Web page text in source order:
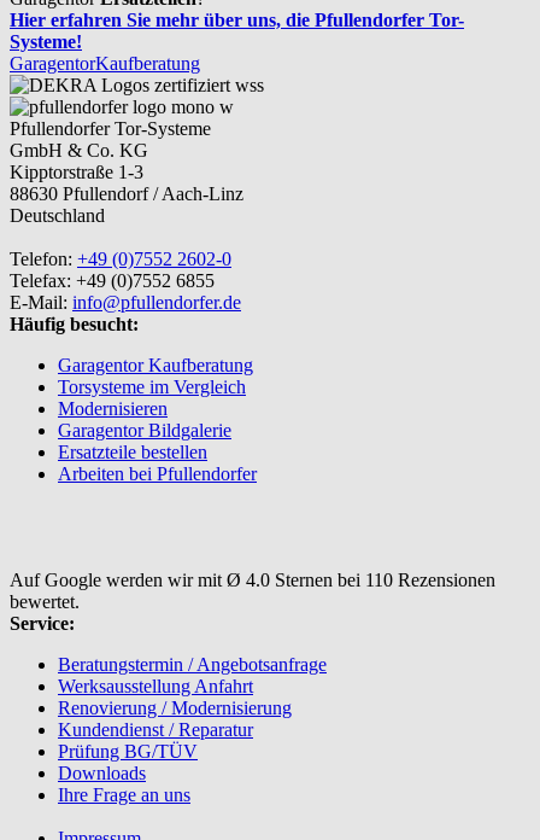
Hier erfahren Sie mehr über uns, die Pfullendorfer Tor-
Systeme!
GaragentorKaufberatung
Pfullendorfer Tor-Systeme
GmbH & Co. KG
Kipptorstraße 1-3
88630 Pfullendorf / Aach-Linz
Deutschland
Telefon: +49 (0)7552 2602-0
Telefax: +49 (0)7552 6855
E-Mail: info@pfullendorfer.de
Häufig besucht:
Garagentor Kaufberatung
Torsysteme im Vergleich
Modernisieren
Garagentor Bildgalerie
Ersatzteile bestellen
Arbeiten bei Pfullendorfer
Auf Google werden wir mit Ø 4.0 Sternen bei 110 Rezensionen
bewertet.
Service:
Beratungstermin / Angebotsanfrage
Werksausstellung Anfahrt
Renovierung / Modernisierung
Kundendienst / Reparatur
Prüfung BG/TÜV
Downloads
Ihre Frage an uns